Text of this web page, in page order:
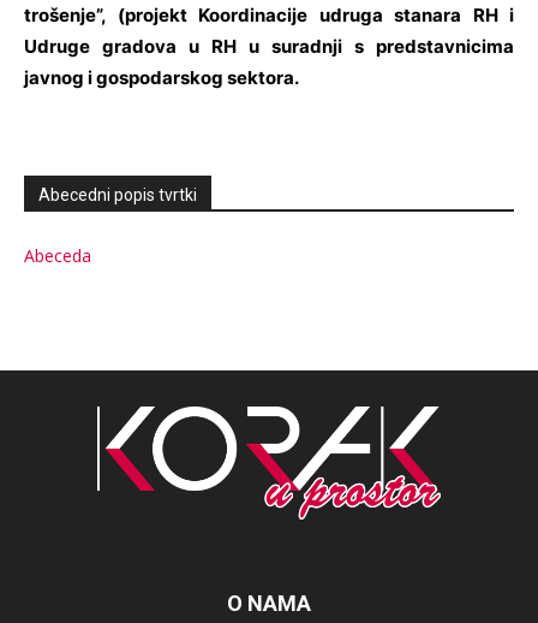
trošenje”, (projekt Koordinacije udruga stanara RH i
Udruge gradova u RH u suradnji s predstavnicima
javnog i gospodarskog sektora.
Abecedni popis tvrtki
Abeceda
O NAMA